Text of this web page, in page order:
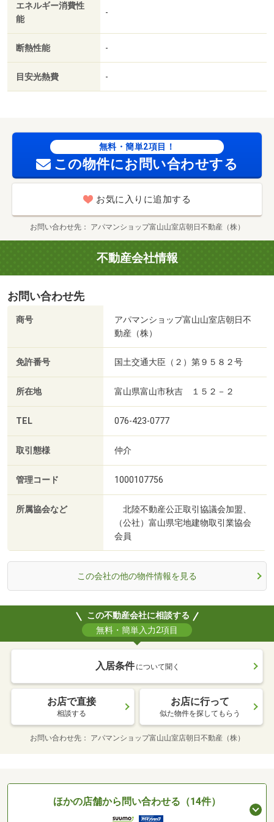
ー）まで９２５ｍ／バロー滑川店（スーパー）まで１７０
８ｍ／エール滑川店（スーパー）まで１０５２ｍ／滑川病
エネルギー消費性
能
-
断熱性能 -
目安光熱費 -
無料・簡単2項目！
この物件にお問い合わせする
お気に入りに追加する
お問い合わせ先 アパマンショップ富山山室店朝日不動産（株）
不動産会社情報
お問い合わせ先
商号
アパマンショップ富山山室店朝日不
動産（株）
免許番号 国土交通大臣（２）第９５８２号
所在地 富山県富山市秋吉 １５２－２
TEL 076-423-0777
取引態様 仲介
管理コード 1000107756
所属協会など
北陸不動産公正取引協議会加盟、
（公社）富山県宅地建物取引業協会
会員
この会社の他の物件情報を見る
この不動産会社に相談する
無料・簡単入力2項目
入居条件 について聞く
お店で直接
相談する
お店に行って
似た物件を探してもらう
お問い合わせ先 アパマンショップ富山山室店朝日不動産（株）
ほかの店舗から問い合わせる（14件）